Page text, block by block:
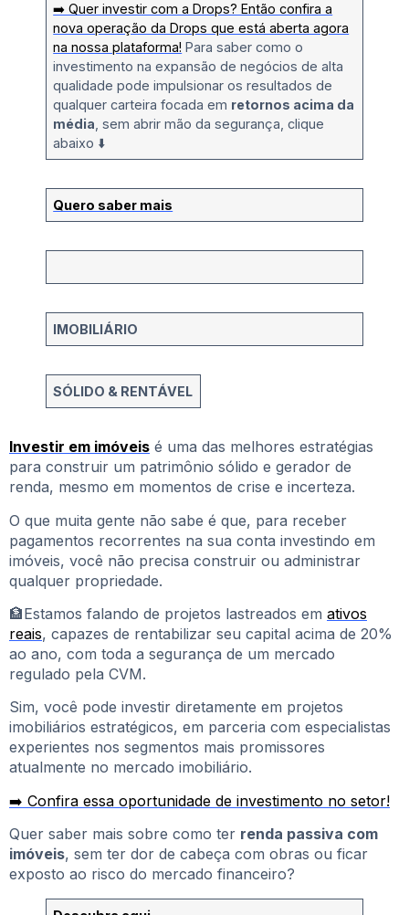
➡️ Quer investir com a Drops? Então confira a
nova operação da Drops que está aberta agora
na nossa plataforma! Para saber como o
investimento na expansão de negócios de alta
qualidade pode impulsionar os resultados de
qualquer carteira focada em retornos acima da
média , sem abrir mão da segurança, clique
abaixo ⬇️
Quero saber mais
IMOBILIÁRIO
SÓLIDO & RENTÁVEL
Investir em imóveis é uma das melhores estratégias
para construir um patrimônio sólido e gerador de
renda, mesmo em momentos de crise e incerteza.
O que muita gente não sabe é que, para receber
pagamentos recorrentes na sua conta investindo em
imóveis, você não precisa construir ou administrar
qualquer propriedade.
🏦Estamos falando de projetos lastreados em ativos
reais, capazes de rentabilizar seu capital acima de 20%
ao ano, com toda a segurança de um mercado
regulado pela CVM.
Sim, você pode investir diretamente em projetos
imobiliários estratégicos, em parceria com especialistas
experientes nos segmentos mais promissores
atualmente no mercado imobiliário.
➡️ Confira essa oportunidade de investimento no setor!
Quer saber mais sobre como ter renda passiva com
imóveis, sem ter dor de cabeça com obras ou ficar
exposto ao risco do mercado financeiro?